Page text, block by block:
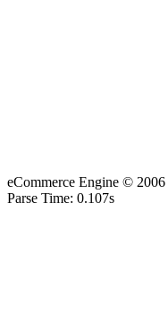
eCommerce Engine © 2006
Parse Time: 0.107s